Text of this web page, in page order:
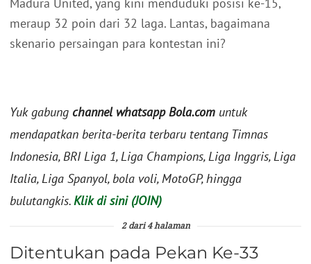
Madura United, yang kini menduduki posisi ke-15,
meraup 32 poin dari 32 laga. Lantas, bagaimana
skenario persaingan para kontestan ini?
Yuk gabung channel whatsapp Bola.com untuk
mendapatkan berita-berita terbaru tentang Timnas
Indonesia, BRI Liga 1, Liga Champions, Liga Inggris, Liga
Italia, Liga Spanyol, bola voli, MotoGP, hingga
bulutangkis.Klik di sini (JOIN)
2 dari 4 halaman
Ditentukan pada Pekan Ke-33